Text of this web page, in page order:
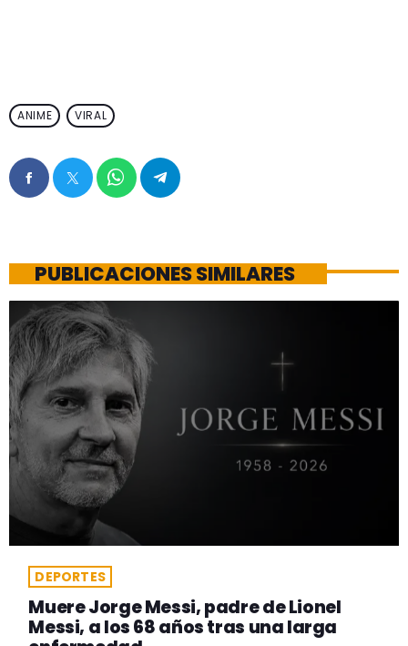
ANIME VIRAL
PUBLICACIONES SIMILARES
DEPORTES
Muere Jorge Messi, padre de Lionel
Messi, a los 68 años tras una larga